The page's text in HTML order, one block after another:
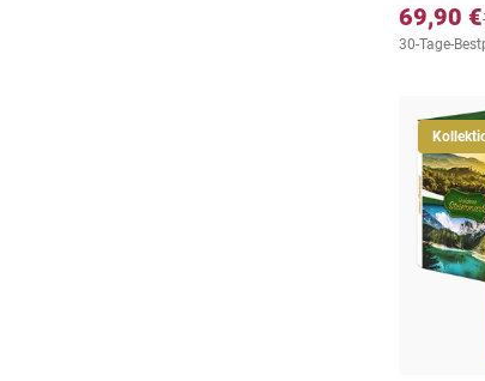
69,90 €
30-Tage-